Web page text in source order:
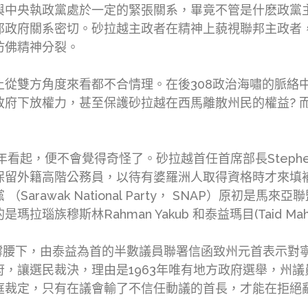
央執政黨處於一定的緊張關系，畢竟不管是什麽政
府關系密切。砂拉越主政者在精神上藐視聯邦主政
精神分裂。
雙方角度來看都不合情理。在後308政治海嘯的脈
下放權力，甚至保護砂拉越在西馬離散州民的權益?
看起，便不會覺得奇怪了。砂拉越首任首席部長
外籍高階公務員，以待有婆羅洲人取得資格時才來
（Sarawak National Party， SNAP）原初是馬來亞
瑪拉瑙族穆斯林Rahman Yakub 和泰益瑪目(Taid
下，由泰益為首的半數議員聯署信函致州元首表示
讓選民裁決，理由是1963年唯有地方政府選舉，州
裁定，只有在議會輸了不信任動議的首長，才能在拒